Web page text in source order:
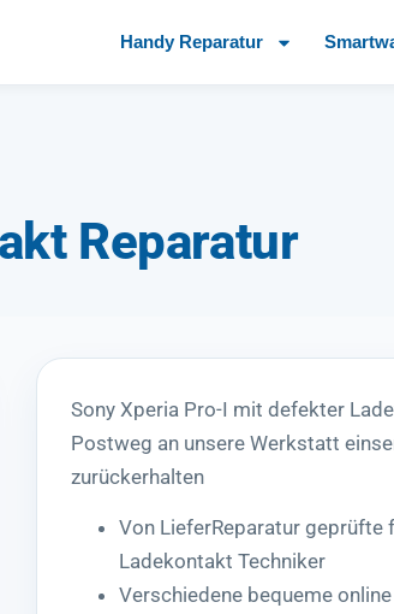
Handy Reparatur
Reparatur
Sony Xperia Pro-I mit defekter
Postweg an unsere Werkstatt
zurückerhalten
Von LieferReparatur geprüfte
Ladekontakt Techniker
Verschiedene bequeme